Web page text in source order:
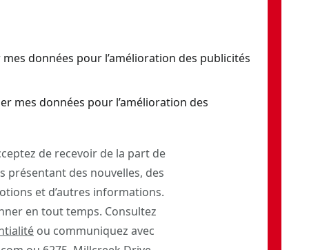
données pour l’amélioration des publicités
mes données pour l’amélioration des
de recevoir de la part de
présentant des nouvelles, des
et d’autres informations.
en tout temps. Consultez
ou communiquez avec